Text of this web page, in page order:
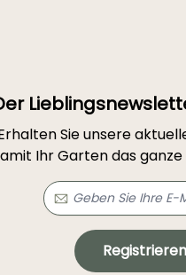
Sie unsere
Ihr Garten das